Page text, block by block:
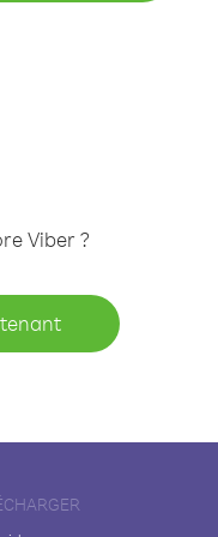
Viber ?